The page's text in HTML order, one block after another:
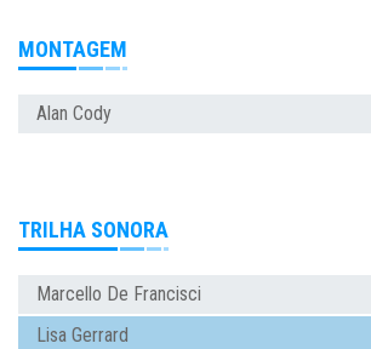
MONTAGEM
Alan Cody
TRILHA SONORA
Marcello De Francisci
Lisa Gerrard